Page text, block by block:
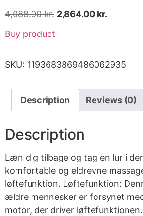
4,088.00kr. 2,864.00 kr.
Buy product
SKU: 1193683869486062935
Description Reviews (0)
Description
Læn dig tilbage og tag en lur i
komfortable og eldrevne
løftefunktion. Løftefunktion:
ældre mennesker er forsynet
motor, der driver